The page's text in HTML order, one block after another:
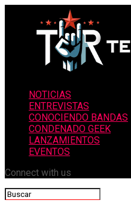
NOTICIAS
ENTREVISTAS
CONOCIENDO BANDAS
CONDENADO GEEK
LANZAMIENTOS
EVENTOS
Connect with us